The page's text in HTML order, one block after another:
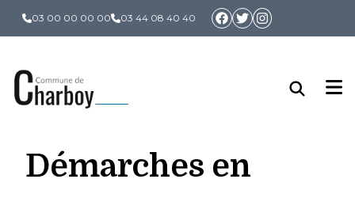
03 00 00 00 00 03 44 08 40 40
Démarches en
Panneau de gestion des cookies